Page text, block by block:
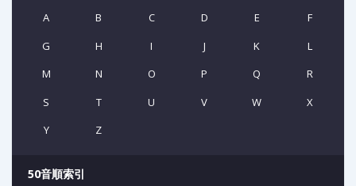
A B C D E
F
G
H I J K
L
M
N O P Q
R
S
T U V W
X
Y
Z
50音順索引